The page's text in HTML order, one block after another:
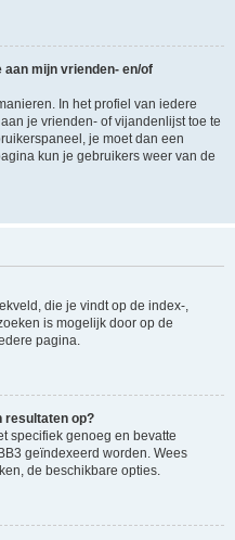
mijn vrienden- en/of
In het profiel van iedere
je vrienden- of vijandenlijst toe te
je moet dan een
kun je gebruikers weer van de
die je vindt op de index-,
is mogelijk door op de
pagina.
resultaten op?
specifiek genoeg en bevatte
geïndexeerd worden. Wees
de beschikbare opties.